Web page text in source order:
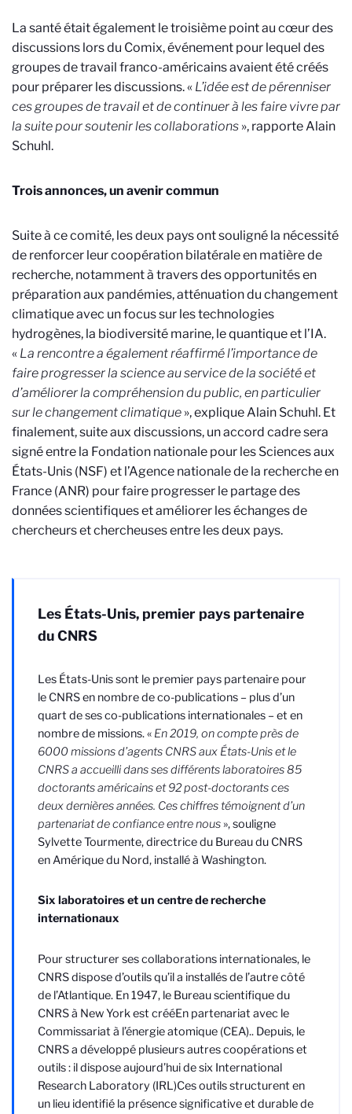
La santé était également le troisième point au cœur des
discussions lors du Comix, événement pour lequel des
groupes de travail franco-américains avaient été créés
pour préparer les discussions. « L’idée est de pérenniser
ces groupes de travail et de continuer à les faire vivre par
la suite pour soutenir les collaborations », rapporte Alain
Schuhl.
Trois annonces, un avenir commun
Suite à ce comité, les deux pays ont souligné la nécessité
de renforcer leur coopération bilatérale en matière de
recherche, notamment à travers des opportunités en
préparation aux pandémies, atténuation du changement
climatique avec un focus sur les technologies
hydrogènes, la biodiversité marine, le quantique et l’IA.
« La rencontre a également réaffirmé l’importance de
faire progresser la science au service de la société et
d’améliorer la compréhension du public, en particulier
sur le changement climatique », explique Alain Schuhl. Et
finalement, suite aux discussions, un accord cadre sera
signé entre la Fondation nationale pour les Sciences aux
États-Unis (NSF) et l’Agence nationale de la recherche en
France (ANR) pour faire progresser le partage des
données scientifiques et améliorer les échanges de
chercheurs et chercheuses entre les deux pays.
Les États-Unis, premier pays partenaire
du CNRS
Les États-Unis sont le premier pays partenaire pour
le CNRS en nombre de co-publications – plus d’un
quart de ses co-publications internationales – et en
nombre de missions. « En 2019, on compte près de
6000 missions d’agents CNRS aux États-Unis et le
CNRS a accueilli dans ses différents laboratoires 85
doctorants américains et 92 post-doctorants ces
deux dernières années. Ces chiffres témoignent d’un
partenariat de confiance entre nous », souligne
SylvetteTourmente, directrice du Bureau du CNRS
en Amérique du Nord, installé à Washington.
Six laboratoires et un centre de recherche
internationaux
Pour structurer ses collaborations internationales, le
CNRS dispose d’outils qu’il a installés de l’autre côté
de l’Atlantique. En 1947, le Bureau scientifique du
CNRS à New York est crééEn partenariat avec le
Commissariat à l’énergie atomique (CEA).. Depuis, le
CNRS a développé plusieurs autres coopérations et
outils : il dispose aujourd’hui de six International
Research Laboratory (IRL)Ces outils structurent en
un lieu identifié la présence significative et durable de